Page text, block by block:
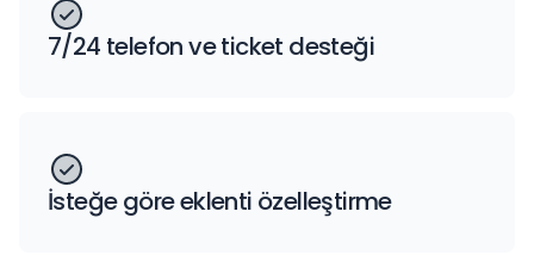
7/24 telefon ve ticket desteği
İsteğe göre eklenti özelleştirme